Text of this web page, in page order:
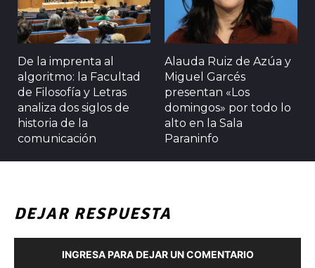
De la imprenta al
algoritmo: la Facultad
de Filosofía y Letras
analiza dos siglos de
historia de la
comunicación
Alauda Ruiz de Azúa y
Miguel Garcés
presentan «Los
domingos» por todo lo
alto en la Sala
Paraninfo
DEJAR RESPUESTA
INGRESA PARA DEJAR UN COMENTARIO